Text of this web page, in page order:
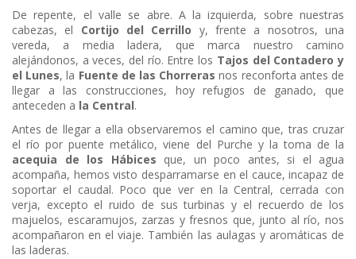
De repente, el valle se abre. A la izquierda, sobre nuestras
cabezas, el Cortijo del Cerrillo y, frente a nosotros, una
vereda, a media ladera, que marca nuestro camino
alejándonos, a veces, del río. Entre los Tajos del Contadero y
el Lunes, la Fuente de las Chorreras nos reconforta antes de
llegar a las construcciones, hoy refugios de ganado, que
anteceden a la Central.
Antes de llegar a ella observaremos el camino que, tras cruzar
el río por puente metálico, viene del Purche y la toma de la
acequia de los Hábices que, un poco antes, si el agua
acompaña, hemos visto desparramarse en el cauce, incapaz de
soportar el caudal. Poco que ver en la Central, cerrada con
verja, excepto el ruido de sus turbinas y el recuerdo de los
majuelos, escaramujos, zarzas y fresnos que, junto al río, nos
acompañaron en el viaje. También las aulagas y aromáticas de
las laderas.